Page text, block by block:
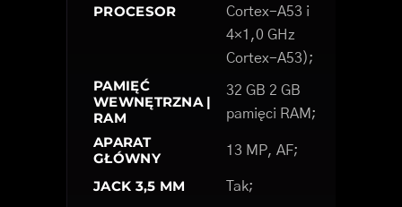
PROCESOR
Cortex-A53 i
4×1,0 GHz
Cortex-A53);
PAMIĘĆ
WEWNĘTRZNA |
RAM
32 GB 2 GB
pamięci RAM;
APARAT
GŁÓWNY
13 MP, AF;
JACK 3,5 MM Tak;